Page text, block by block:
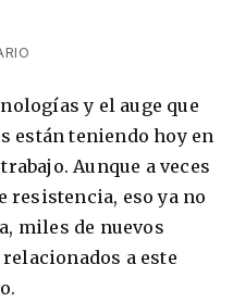
en el campo
en Madrid
necesitas para
Términos y
y el auge que
están teniendo hoy en
Aunque a veces
resistencia, eso ya no
miles de nuevos
a este